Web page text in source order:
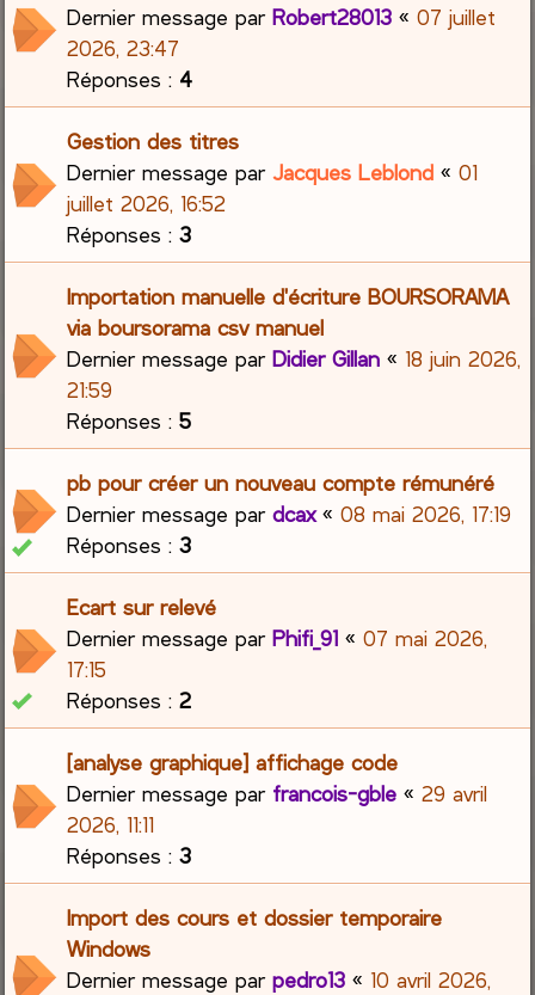
Dernier message parRobert28013 «07 juillet
2026, 23:47
Réponses : 4
Gestion des titres
Dernier message parJacques Leblond «01
juillet 2026, 16:52
Réponses :3
Importation manuelle d'écriture BOURSORAMA
via boursorama csv manuel
Dernier message parDidier Gillan « 18 juin 2026,
21:59
Réponses :5
pb pour créer un nouveau compte rémunéré
Dernier message pardcax«08 mai 2026, 17:19
Réponses :3
Ecart sur relevé
Dernier message parPhifi_91 «07 mai 2026,
17:15
Réponses :2
[analyse graphique] affichage code
Dernier message par francois-gble «29 avril
2026, 11:11
Réponses :3
Import des cours et dossier temporaire
Windows
Dernier message parpedro13 « 10 avril 2026,